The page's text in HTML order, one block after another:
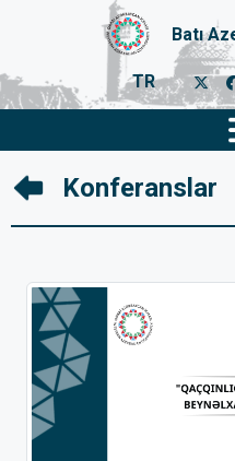
Batı
TR
Konferanslar